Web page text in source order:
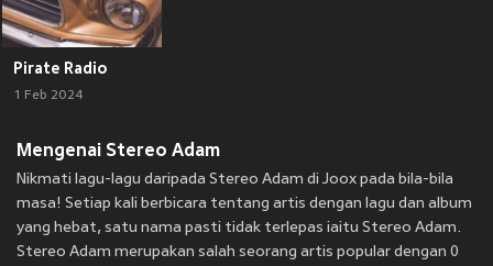
Pirate Radio
1 Feb 2024
Mengenai Stereo Adam
Nikmati lagu-lagu daripada Stereo Adam di Joox pada bila-bila
masa! Setiap kali berbicara tentang artis dengan lagu dan album
yang hebat, satu nama pasti tidak terlepas iaitu Stereo Adam.
Stereo Adam merupakan salah seorang artis popular dengan 0